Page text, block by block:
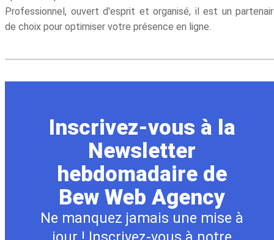
Professionnel, ouvert d'esprit et organisé, il est un
de choix pour optimiser votre présence en ligne.
Inscrivez-vous à la
Newsletter
hebdomadaire de
Bew Web Agency
Ne manquez jamais une mise à